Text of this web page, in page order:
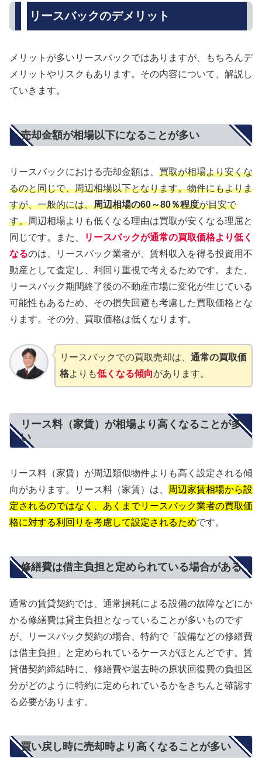
リースバックのデメリット
メリットが多いリースバックではありますが、もちろんデ
メリットやリスクもあります。その内容について、解説し
ていきます。
売却金額が相場以下になることが多い
リースバックにおける売却金額は、 買取が相場より安くな
るのと同じで、周辺相場以下となります。物件にもよりま
すが、一般的には、周辺相場の60～80％程度が目安で
す。周辺相場よりも低くなる理由は買取が安くなる理屈と
同じです。また、
リースバックが通常の買取価格より低く
なるのは、リースバック業者が、賃料収入を得る投資用不
動産として査定し、利回り重視で考えるためです。また、
リースバック期間終了後の不動産市場に変化が生じている
可能性もあるため、その損失回避も考慮した買取価格とな
ります。その分、買取価格は低くなります。
リースバックでの買取売却は、 通常の買取価
格よりも低くなる傾向があります。
リース料（家賃）が相場より高くなることが多
い
リース料（家賃）が周辺類似物件よりも高く設定される傾
向があります。リース料（家賃）は、
周辺家賃相場から設
定されるのではなく、あくまでリースバック業者の買取価
格に対する利回りを考慮して設定されるためです。
修繕費は借主負担と定められている場合がある
通常の賃貸契約では、通常損耗による設備の故障などにか
かる修繕費は貸主負担となっていることが多いものです
が、リースバック契約の場合、特約で「設備などの修繕費
は借主負担」と定められているケースがほとんどです。賃
貸借契約締結時に、修繕費や退去時の原状回復費の負担区
分がどのように特約に定められているかをきちんと確認す
る必要があります。
買い戻し時に売却時より高くなることが多い